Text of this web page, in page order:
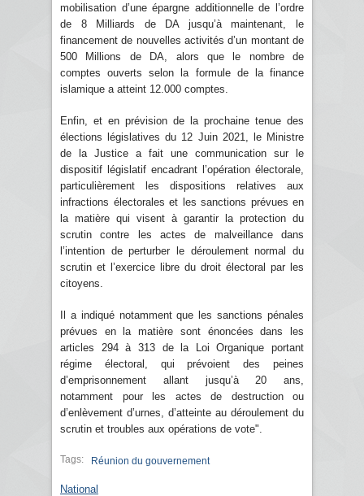
mobilisation d’une épargne additionnelle de l’ordre
de 8 Milliards de DA jusqu’à maintenant, le
financement de nouvelles activités d’un montant de
500 Millions de DA, alors que le nombre de
comptes ouverts selon la formule de la finance
islamique a atteint 12.000 comptes.
Enfin, et en prévision de la prochaine tenue des
élections législatives du 12 Juin 2021, le Ministre
de la Justice a fait une communication sur le
dispositif législatif encadrant l’opération électorale,
particulièrement les dispositions relatives aux
infractions électorales et les sanctions prévues en
la matière qui visent à garantir la protection du
scrutin contre les actes de malveillance dans
l’intention de perturber le déroulement normal du
scrutin et l’exercice libre du droit électoral par les
citoyens.
Il a indiqué notamment que les sanctions pénales
prévues en la matière sont énoncées dans les
articles 294 à 313 de la Loi Organique portant
régime électoral, qui prévoient des peines
d’emprisonnement allant jusqu’à 20 ans,
notamment pour les actes de destruction ou
d’enlèvement d’urnes, d’atteinte au déroulement du
scrutin et troubles aux opérations de vote".
Tags: Réunion du gouvernement
National